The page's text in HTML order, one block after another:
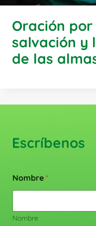
Oración
salvación y
de las
Escríbenos
Nombre *
Nombre